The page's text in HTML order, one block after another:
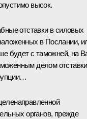
высок.
отставки в силовых
в Послании,
будет с таможней, на
делом отставки
органов, прежде